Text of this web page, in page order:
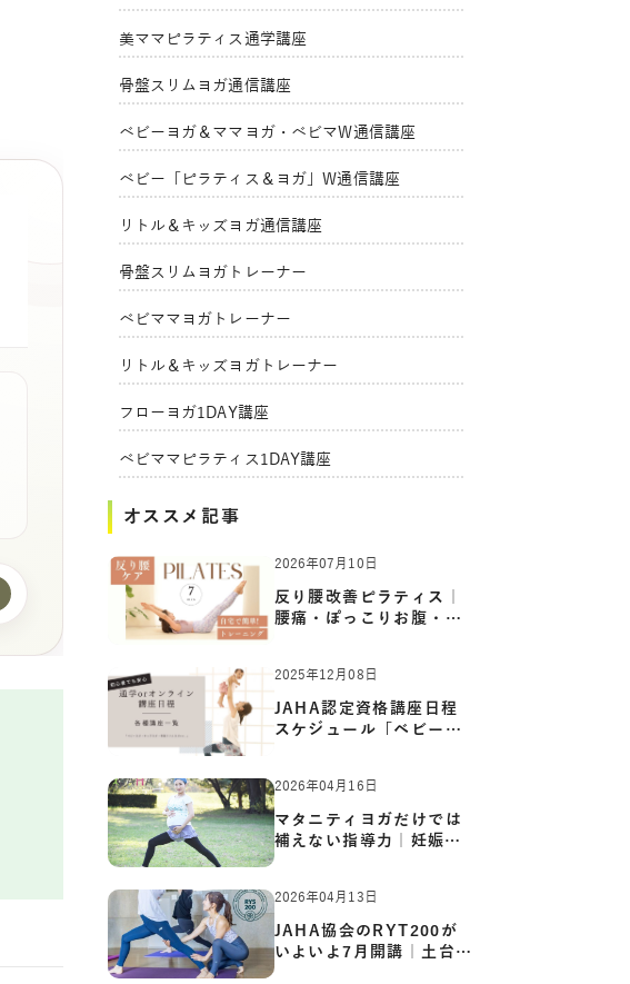
美ママピラティス通学講座
骨盤スリムヨガ通信講座
ベビーヨガ＆ママヨガ・ベビマW通信講座
ベビー「ピラティス＆ヨガ」W通信講座
リトル＆キッズヨガ通信講座
骨盤スリムヨガトレーナー
ベビママヨガトレーナー
リトル＆キッズヨガトレーナー
フローヨガ1DAY講座
ベビママピラティス1DAY講座
オススメ記事
2026年07月10日
反り腰改善ピラティス｜
腰痛・ぽっこりお腹・姿
2025年12月08日
JAHA認定資格講座日程
スケジュール「ベビーヨ
2026年04月16日
マタニティヨガだけでは
補えない指導力｜妊娠期
の体…
2026年04月13日
JAHA協会のRYT200が
いよいよ7月開講｜土台か
ら応用ま…